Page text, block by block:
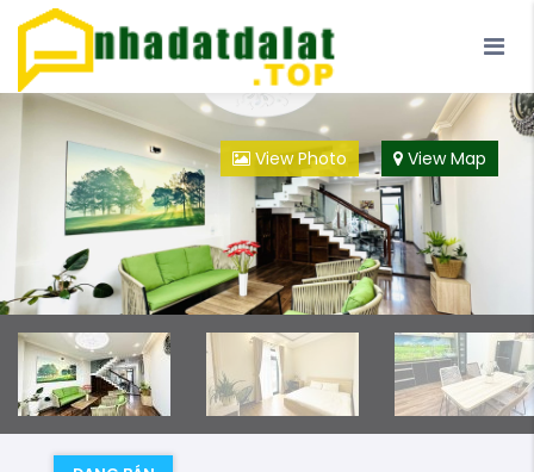
Trang Chủ Blog Đà Lạt Loại Hình
Đội ngũ
View Photo View Map